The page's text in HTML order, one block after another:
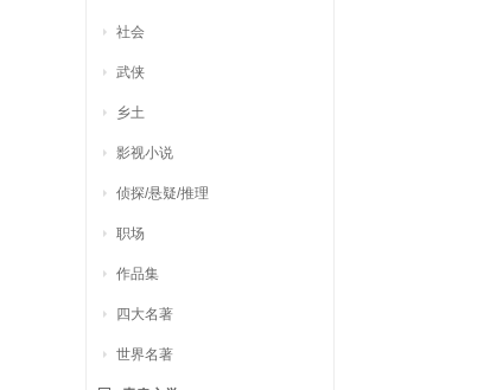
社会
武侠
乡土
影视小说
侦探/悬疑/推理
职场
作品集
四大名著
世界名著